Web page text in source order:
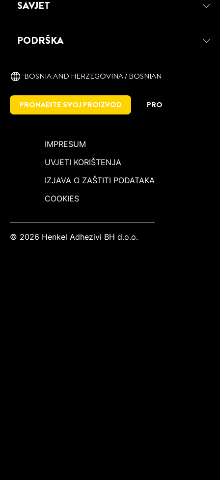
SAVJET
PODRŠKA
BOSNIA AND HERZEGOVINA / BOSNIAN
PRONAĐITE SVOJ PROIZVOD PRO
IMPRESUM
UVJETI KORIŠTENJA
IZJAVA O ZAŠTITI PODATAKA
COOKIES
© 2026 Henkel Adhezivi BH d.o.o.